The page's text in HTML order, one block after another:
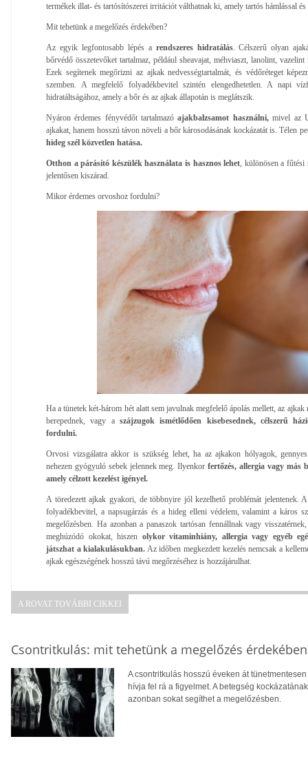
termékek illat- és tartósítószerei irritációt válthatnak ki, amely tartós hámlással és
Mit tehetünk a megelőzés érdekében?
Az egyik legfontosabb lépés arendszeres hidratálás. Célszerű olyan
bőrvédő összetevőket tartalmaz, például sheavajat, méhviaszt, lanolint,
Ezek segítenek megőrizni az ajkak nedvességtartalmát, és védőréteget
szemben. A megfelelő folyadékbevitel szintén elengedhetetlen. A napi
hidratáltságához, amely a bőr és az ajkak állapotán is meglátszik.
Nyáron érdemes fényvédőt tartalmazóajakbalzsamot használni,mivel az
ajkakat, hanem hosszú távon növeli a bőr károsodásának kockázatát is. Télen
hideg szél közvetlen hatása.
Otthon a párásító készülék használata is hasznos lehet , különösen a
jelentősen kiszárad.
Mikor érdemes orvoshoz fordulni?
Ha a tünetek két-három hét alatt sem javulnak megfelelő ápolás mellett, az ajkak
berepednek, vagy a szájzugok ismétlődően kisebesednek, célszerű
fordulni.
Orvosi vizsgálatra akkor is szükség lehet, ha az ajkakon hólyagok,
nehezen gyógyuló sebek jelennek meg. Ilyenkorfertőzés, allergia vagy más
amely célzott kezelést igényel.
A töredezett ajkak gyakori, de többnyire jól kezelhető problémát jelentenek.
folyadékbevitel, a napsugárzás és a hideg elleni védelem, valamint a káros
megelőzésben. Ha azonban a panaszok tartósan fennállnak vagy
meghúzódó okokat, hiszen olykor vitaminhiány, allergia vagy egyéb
játszhat a kialakulásukban. Az időben megkezdett kezelés nemcsak a
ajkak egészségének hosszú távú megőrzéséhez is hozzájárulhat.
A ROVAT TOVÁBBI CIKKEI
Csontritkulás: mit tehetünk a megelőzés
A csontritkulás hosszú éveken át
hívja fel rá a figyelmet. A betegség
azonban sokat segíthet a megelőzésben.